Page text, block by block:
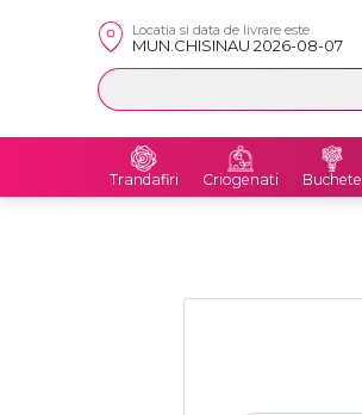
Locatia si data de livrare este
MUN.CHISINAU 2026-08-07
Trandafiri Criogenati Buchete